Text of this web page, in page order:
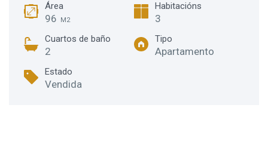
Área
96 M2
Habitacións
3
Cuartos de baño
2
Tipo
Apartamento
Estado
Vendida